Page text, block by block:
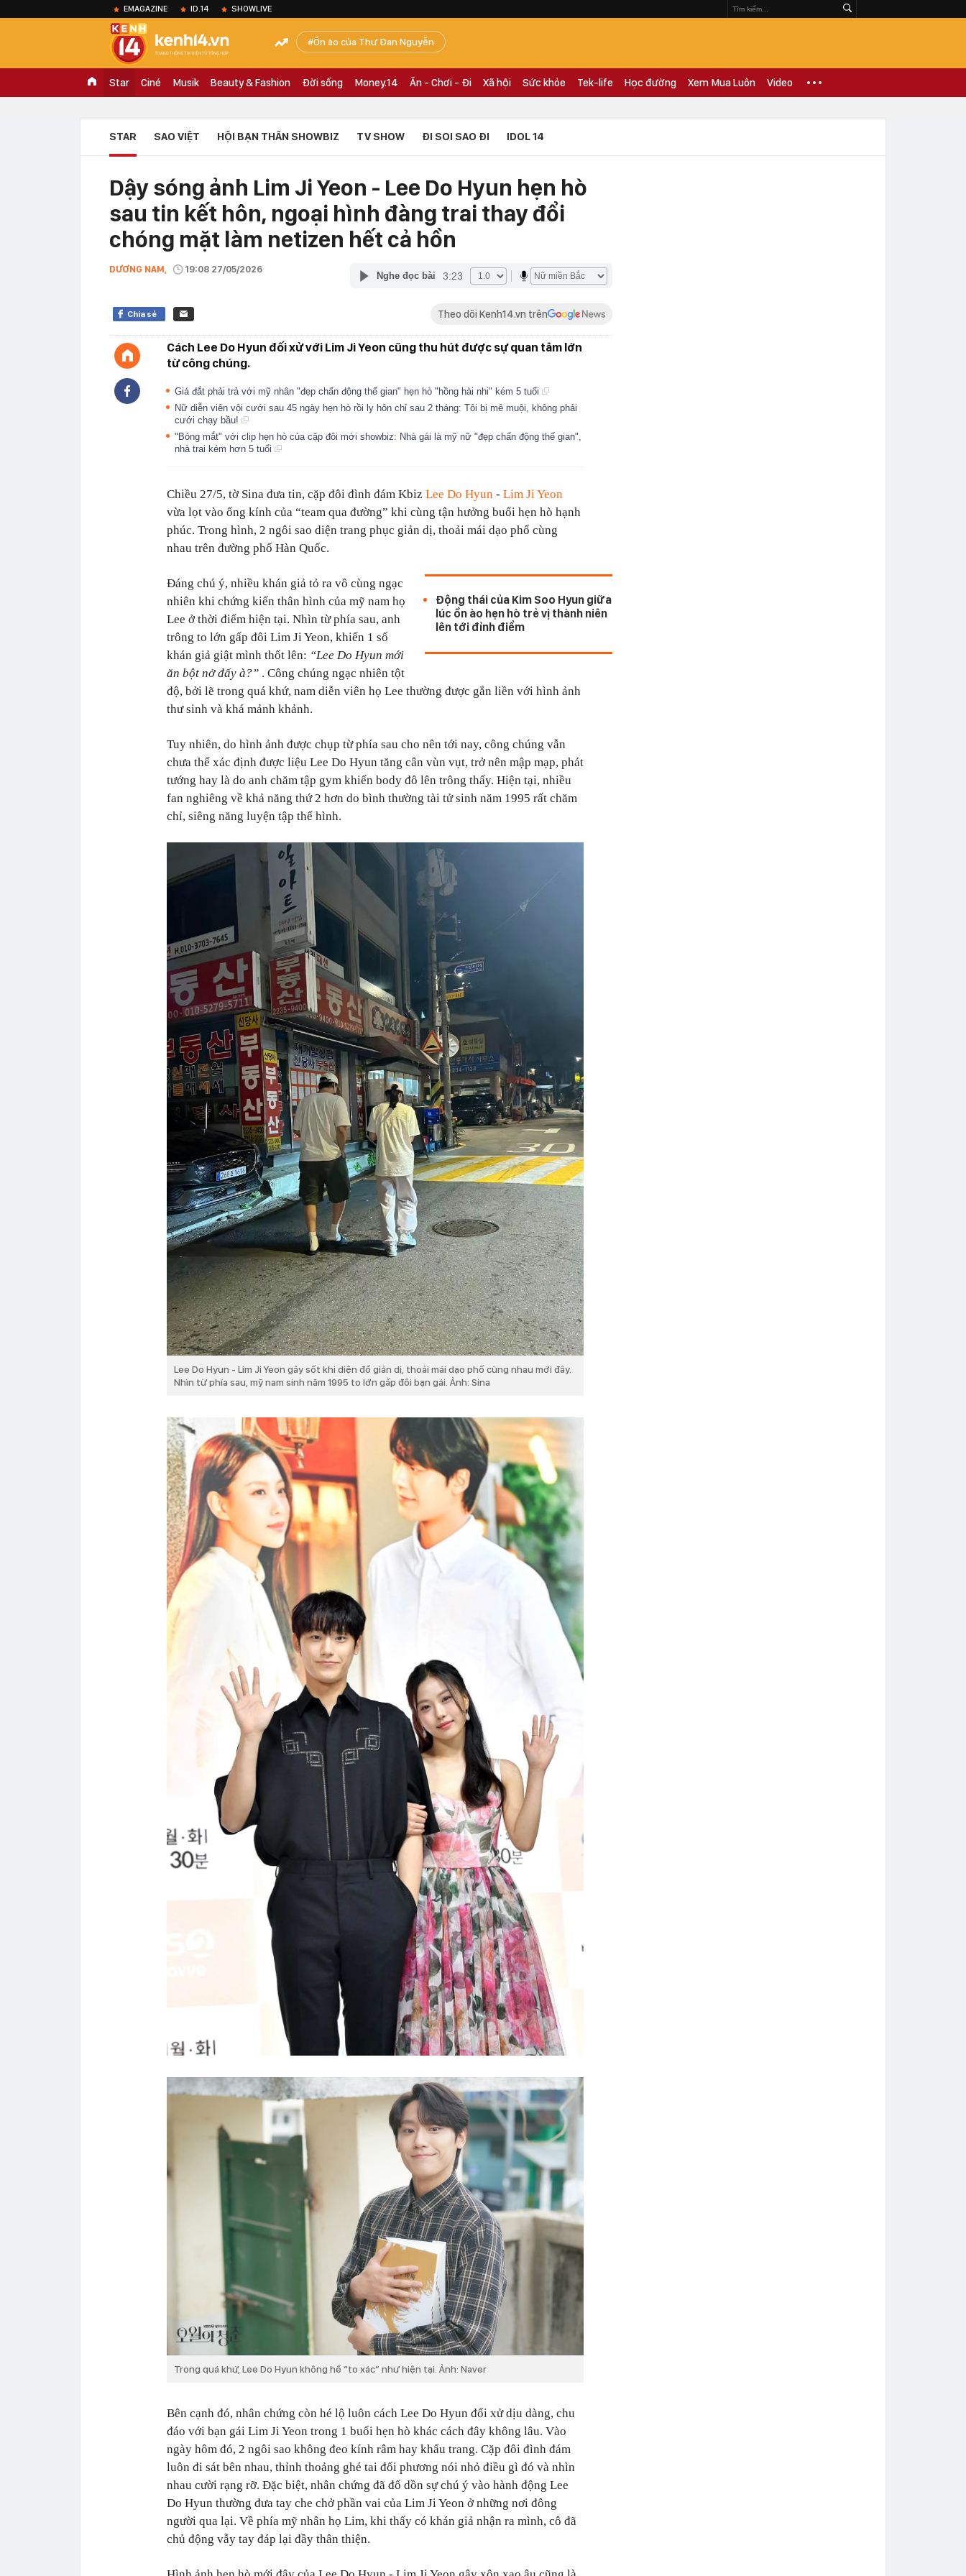
EMAGAZINE ID.14 SHOWLIVE
Ồn ào của Thư Đan Nguyễn
Star Ciné Musik Beauty & Fashion Đời sống Money.14 Ăn - Chơi - Đi Xã hội Sức khỏe Tek-life Học đường Xem Mua Luôn Video
STAR SAO VIỆT HỘI BẠN THÂN SHOWBIZ TV SHOW ĐI SOI SAO ĐI IDOL 14
Dậy sóng ảnh Lim Ji Yeon - Lee Do Hyun hẹn hò
sau tin kết hôn, ngoại hình đàng trai thay đổi
chóng mặt làm netizen hết cả hồn
DƯƠNG NAM, 19:08 27/05/2026
Nghe đọc bài 3:23
Chia sẻ Theo dõi Kenh14.vn trên
Cách Lee Do Hyun đối xử với Lim Ji Yeon cũng thu hút được sự quan tâm lớn
từ công chúng.
Giá đắt phải trả với mỹ nhân "đẹp chấn động thế gian" hẹn hò "hồng hài nhi" kém 5 tuổi
Nữ diễn viên vội cưới sau 45 ngày hẹn hò rồi ly hôn chỉ sau 2 tháng: Tôi bị mê muội, không phải
cưới chạy bầu!
"Bỏng mắt" với clip hẹn hò của cặp đôi mới showbiz: Nhà gái là mỹ nữ "đẹp chấn động thế gian",
nhà trai kém hơn 5 tuổi
Chiều 27/5, tờ Sina đưa tin, cặp đôi đình đám Kbiz Lee Do Hyun - Lim Ji Yeon
vừa lọt vào ống kính của “team qua đường” khi cùng tận hưởng buổi hẹn hò hạnh
phúc. Trong hình, 2 ngôi sao diện trang phục giản dị, thoải mái dạo phố cùng
nhau trên đường phố Hàn Quốc.
Động thái của Kim Soo Hyun giữa
lúc ồn ào hẹn hò trẻ vị thành niên
lên tới đỉnh điểm
Đáng chú ý, nhiều khán giả tỏ ra vô cùng ngạc
nhiên khi chứng kiến thân hình của mỹ nam họ
Lee ở thời điểm hiện tại. Nhìn từ phía sau, anh
trông to lớn gấp đôi Lim Ji Yeon, khiến 1 số
khán giả giật mình thốt lên: “Lee Do Hyun mới
ăn bột nở đấy à?” . Công chúng ngạc nhiên tột
độ, bởi lẽ trong quá khứ, nam diễn viên họ Lee thường được gắn liền với hình ảnh
thư sinh và khá mảnh khảnh.
Tuy nhiên, do hình ảnh được chụp từ phía sau cho nên tới nay, công chúng vẫn
chưa thể xác định được liệu Lee Do Hyun tăng cân vùn vụt, trở nên mập mạp, phát
tướng hay là do anh chăm tập gym khiến body đô lên trông thấy. Hiện tại, nhiều
fan nghiêng về khả năng thứ 2 hơn do bình thường tài tử sinh năm 1995 rất chăm
chỉ, siêng năng luyện tập thể hình.
Lee Do Hyun - Lim Ji Yeon gây sốt khi diện đồ giản dị, thoải mái dạo phố cùng nhau mới đây.
Nhìn từ phía sau, mỹ nam sinh năm 1995 to lớn gấp đôi bạn gái. Ảnh: Sina
Trong quá khứ, Lee Do Hyun không hề “to xác” như hiện tại. Ảnh: Naver
Bên cạnh đó, nhân chứng còn hé lộ luôn cách Lee Do Hyun đối xử dịu dàng, chu
đáo với bạn gái Lim Ji Yeon trong 1 buổi hẹn hò khác cách đây không lâu. Vào
ngày hôm đó, 2 ngôi sao không đeo kính râm hay khẩu trang. Cặp đôi đình đám
luôn đi sát bên nhau, thỉnh thoảng ghé tai đối phương nói nhỏ điều gì đó và nhìn
nhau cười rạng rỡ. Đặc biệt, nhân chứng đã đổ dồn sự chú ý vào hành động Lee
Do Hyun thường đưa tay che chở phần vai của Lim Ji Yeon ở những nơi đông
người qua lại. Về phía mỹ nhân họ Lim, khi thấy có khán giả nhận ra mình, cô đã
chủ động vẫy tay đáp lại đầy thân thiện.